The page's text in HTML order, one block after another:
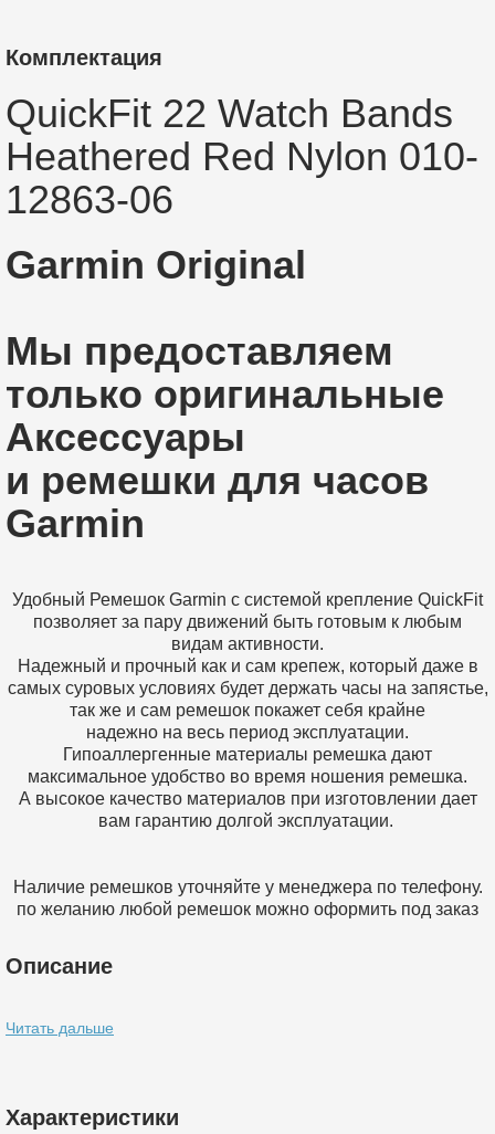
Комплектация
QuickFit 22 Watch Bands
Heathered Red Nylon 010-
12863-06
Garmin Original
Мы предоставляем
только оригинальные
Аксессуары​
и ремешки для часов
Garmin
Удобный Ремешок Garmin c системой крепление QuickFit
позволяет за пару движений быть готовым к любым
видам активности.
Надежный и прочный как и сам крепеж, который даже в
самых суровых условиях будет держать часы на запястье,
так же и сам ремешок покажет себя крайне
надежно на весь период эксплуатации.
Гипоаллергенные материалы ремешка дают
максимальное удобство во время ношения ремешка.
А высокое качество материалов при изготовлении дает
вам гарантию долгой эксплуатации.
Наличие ремешков уточняйте у менеджера по телефону.
по желанию любой ремешок можно оформить под заказ
Описание
Читать дальше
Характеристики